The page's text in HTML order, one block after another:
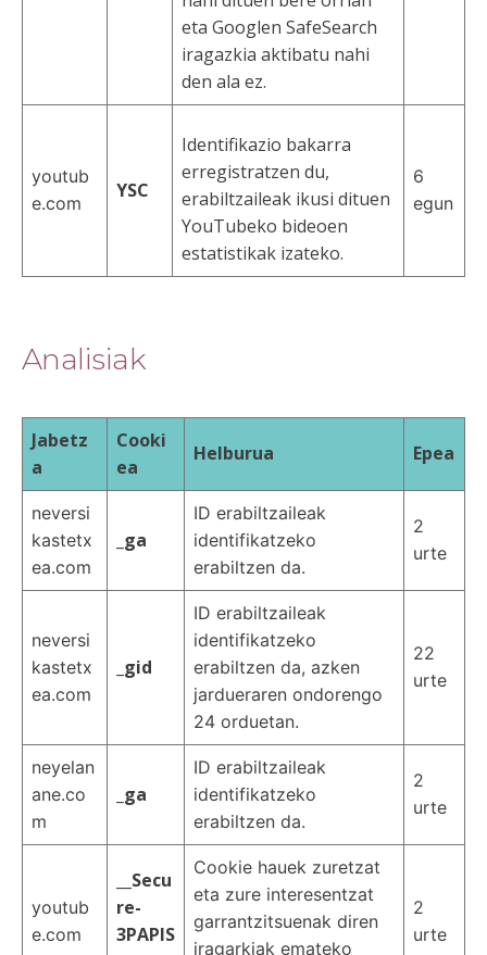
eta Googlen SafeSearch
iragazkia aktibatu nahi
den ala ez.
youtub
e.com
YSC
Identifikazio bakarra
erregistratzen du,
erabiltzaileak ikusi dituen
YouTubeko bideoen
estatistikak izateko.
6
egun
Analisiak
Jabetz
a
Cooki
ea
Helburua Epea
neversi
kastetx
ea.com
_ga
ID erabiltzaileak
identifikatzeko
erabiltzen da.
2
urte
neversi
kastetx
ea.com
_gid
ID erabiltzaileak
identifikatzeko
erabiltzen da, azken
jardueraren ondorengo
24 orduetan.
22
urte
neyelan
ane.co
m
_ga
ID erabiltzaileak
identifikatzeko
erabiltzen da.
2
urte
youtub
e.com
__Secu
re-
3PAPIS
Cookie hauek zuretzat
eta zure interesentzat
garrantzitsuenak diren
iragarkiak emateko
2
urte